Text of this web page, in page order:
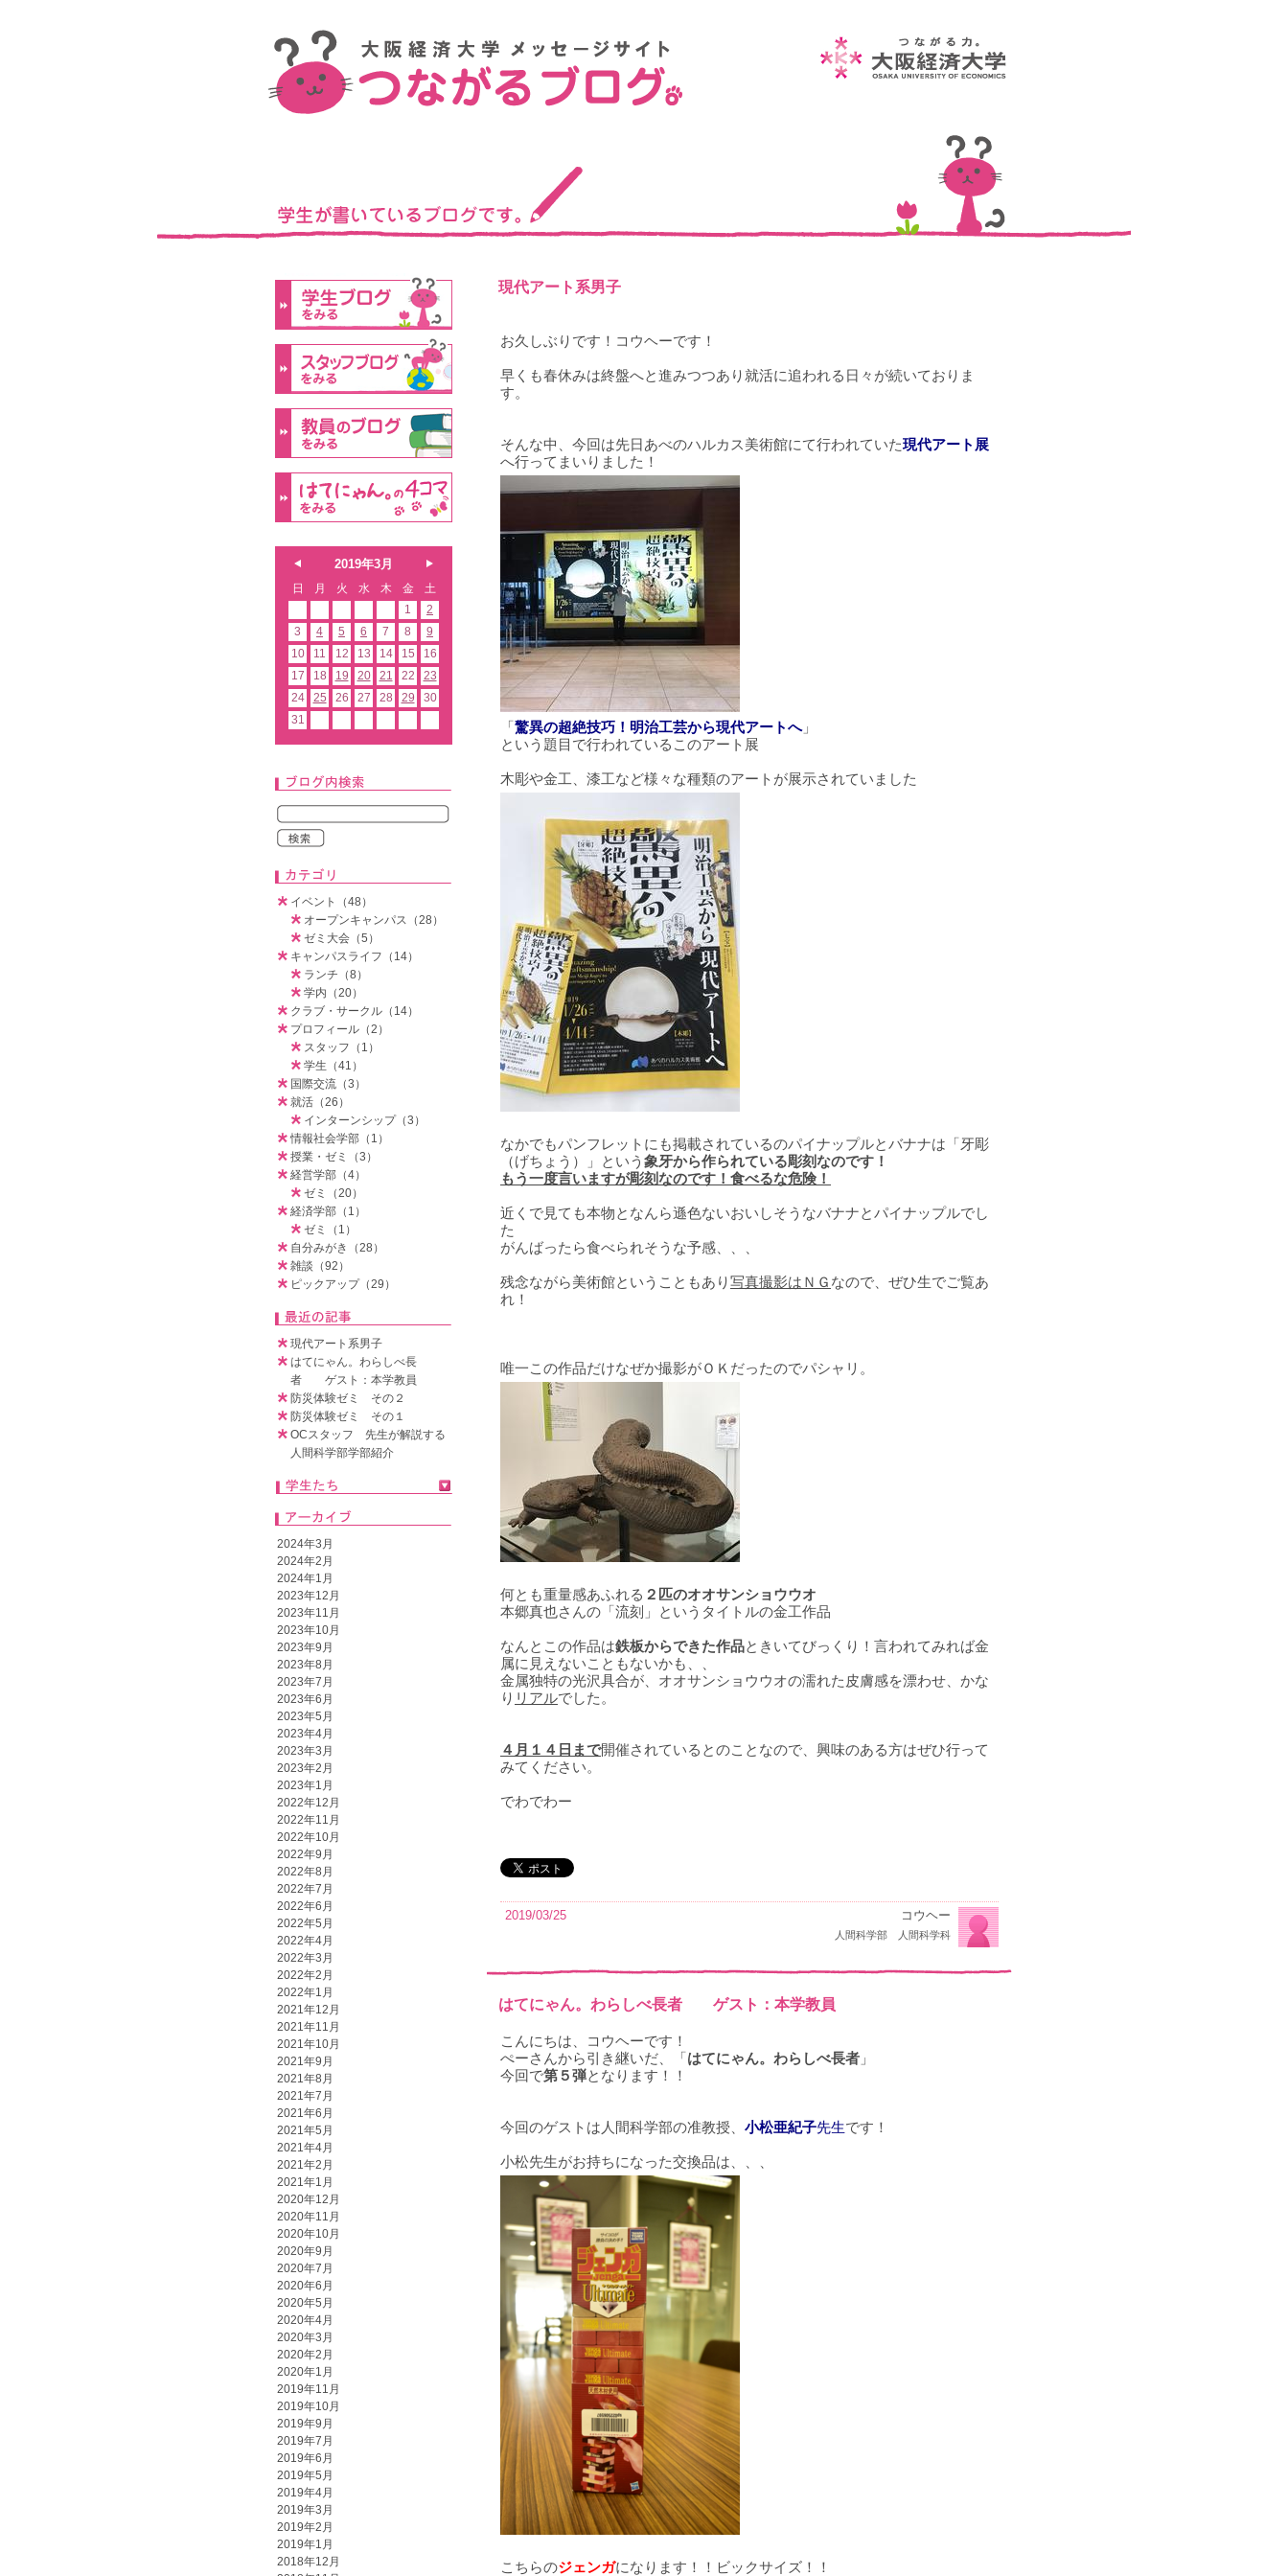
現代アート系男子
お久しぶりです！コウヘーです！
早くも春休みは終盤へと進みつつあり就活に追われる日々が続いておりま
す。
そんな中、今回は先日あべのハルカス美術館にて行われていた現代アート展
へ行ってまいりました！
「 驚異の超絶技巧！明治工芸から現代アートへ」
という題目で行われているこのアート展
木彫や金工、漆工など様々な種類のアートが展示されていました
なかでもパンフレットにも掲載されているのパイナップルとバナナは「牙彫
（げちょう）」という 象牙から作られている彫刻なのです！
もう一度言いますが彫刻なのです！食べるな危険！
近くで見ても本物となんら遜色ないおいしそうなバナナとパイナップルでし
た
がんばったら食べられそうな予感、、、
残念ながら美術館ということもあり写真撮影はＮＧ なので、ぜひ生でご覧あ
れ！
唯一この作品だけなぜか撮影がＯＫだったのでパシャリ。
何とも重量感あふれる ２匹のオオサンショウウオ
本郷真也さんの「流刻」というタイトルの金工作品
なんとこの作品は鉄板からできた作品ときいてびっくり！言われてみれば金
属に見えないこともないかも、、
金属独特の光沢具合が、オオサンショウウオの濡れた皮膚感を漂わせ、かな
り リアルでした。
４月１４日まで開催されているとのことなので、興味のある方はぜひ行って
みてください。
でわでわー
2019/03/25 コウヘー
人間科学部 人間科学科
はてにゃん。わらしべ長者 ゲスト：本学教員
こんにちは、コウヘーです！
ぺーさんから引き継いだ、「 はてにゃん。わらしべ長者 」
今回で第５弾となります！！
今回のゲストは人間科学部の准教授、 小松亜紀子先生です！
小松先生がお持ちになった交換品は、、、
こちらのジェンガになります！！ ビックサイズ！！
2019年3月
日 月 火 水 木 金
土
1
2
3
4 5 6 7 8
9
10
11 12 13 14 15
16
17
18 19 20 21 22
23
24
25 26 27 28 29
30
31
イベント（48）
オープンキャンパス（28）
ゼミ大会（5）
キャンパスライフ（14）
ランチ（8）
学内（20）
クラブ・サークル（14）
プロフィール（2）
スタッフ（1）
学生（41）
国際交流（3）
就活（26）
インターンシップ（3）
情報社会学部（1）
授業・ゼミ（3）
経営学部（4）
ゼミ（20）
経済学部（1）
ゼミ（1）
自分みがき（28）
雑談（92）
ピックアップ（29）
現代アート系男子
はてにゃん。わらしべ長
者 ゲスト：本学教員
防災体験ゼミ その２
防災体験ゼミ その１
OCスタッフ 先生が解説する
人間科学部学部紹介
2024年3月
2024年2月
2024年1月
2023年12月
2023年11月
2023年10月
2023年9月
2023年8月
2023年7月
2023年6月
2023年5月
2023年4月
2023年3月
2023年2月
2023年1月
2022年12月
2022年11月
2022年10月
2022年9月
2022年8月
2022年7月
2022年6月
2022年5月
2022年4月
2022年3月
2022年2月
2022年1月
2021年12月
2021年11月
2021年10月
2021年9月
2021年8月
2021年7月
2021年6月
2021年5月
2021年4月
2021年2月
2021年1月
2020年12月
2020年11月
2020年10月
2020年9月
2020年7月
2020年6月
2020年5月
2020年4月
2020年3月
2020年2月
2020年1月
2019年11月
2019年10月
2019年9月
2019年7月
2019年6月
2019年5月
2019年4月
2019年3月
2019年2月
2019年1月
2018年12月